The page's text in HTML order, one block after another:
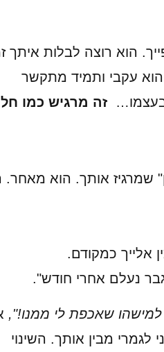
הוא רוצה לבלות איתך
עקבי ותמיד מתקשר
זה מרגיש כמו
שמרגיז אותך. הוא מאחר.
אלייך כמקודם.
נעלם אחרי חודש".
שאכפת לי ממנו!",
מבין אותך. השינוי